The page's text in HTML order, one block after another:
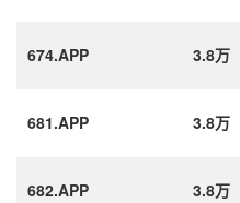
674.APP 3.8万
681.APP 3.8万
682.APP 3.8万